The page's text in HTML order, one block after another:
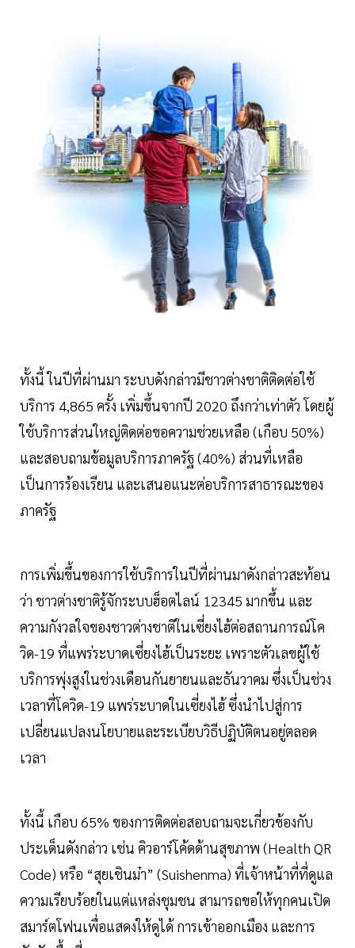
ทั้งนี้ ในปีที่ผ่านมา ระบบดังกล่าวมีชาวต่างชาติติดต่อใช้
บริการ 4,865 ครั้ง เพิ่มขึ้นจากปี 2020 ถึงกว่าเท่าตัว โดยผู้
ใช้บริการส่วนใหญ่ติดต่อขอความช่วยเหลือ (เกือบ 50%)
และสอบถามข้อมูลบริการภาครัฐ (40%) ส่วนที่เหลือ
เป็นการร้องเรียน และเสนอแนะต่อบริการสาธารณะของ
ภาครัฐ
การเพิ่มขึ้นของการใช้บริการในปีที่ผ่านมาดังกล่าวสะท้อน
ว่า ชาวต่างชาติรู้จักระบบฮ็อตไลน์ 12345 มากขึ้น และ
ความกังวลใจของชาวต่างชาติในเซี่ยงไฮ้ต่อสถานการณ์โค
วิด-19 ที่แพร่ระบาดเซี่ยงไฮ้เป็นระยะ เพราะตัวเลขผู้ใช้
บริการพุ่งสูงในช่วงเดือนกันยายนและธันวาคม ซึ่งเป็นช่วง
เวลาที่โควิด-19 แพร่ระบาดในเซี่ยงไฮ้ ซึ่งนำไปสู่การ
เปลี่ยนแปลงนโยบายและระเบียบวิธีปฏิบัติตนอยู่ตลอด
เวลา
ทั้งนี้ เกือบ 65% ของการติดต่อสอบถามจะเกี่ยวข้องกับ
ประเด็นดังกล่าว เช่น คิวอาร์โค้ดด้านสุขภาพ (Health QR
Code) หรือ “สุยเชินม๋า” (Suishenma) ที่เจ้าหน้าที่ที่ดูแล
ความเรียบร้อยในแต่แหล่งชุมชน สามารถขอให้ทุกคนเปิด
สมาร์ตโฟนเพื่อแสดงให้ดูได้ การเข้าออกเมือง และการ